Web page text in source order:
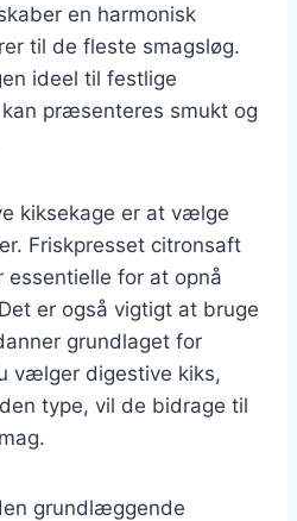
en harmonisk
til de fleste smagsløg.
ideel til festlige
præsenteres smukt og
kiksekage er at vælge
Friskpresset citronsaft
essentielle for at opnå
er også vigtigt at bruge
grundlaget for
vælger digestive kiks,
type, vil de bidrage til
grundlæggende